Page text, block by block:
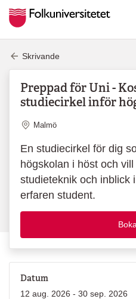
Skrivande
Preppad för Uni -
studiecirkel inför
Plats
Malmö
En studiecirkel för dig
högskolan i höst och
studieteknik och inblick
erfaren student.
Datum
12 aug. 2026 - 30 sep. 2026